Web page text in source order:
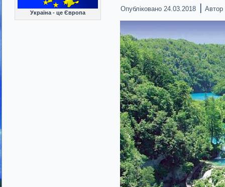
Україна - це Європа Опубліковано 24.03.2018 | Автор